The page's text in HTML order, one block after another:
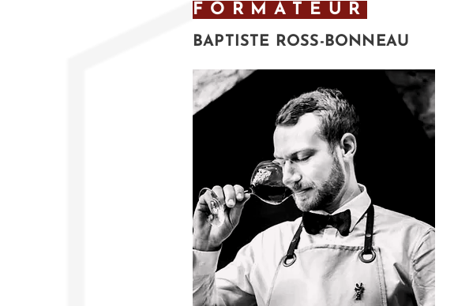
FORMATEUR
BAPTISTE ROSS-BONNEAU